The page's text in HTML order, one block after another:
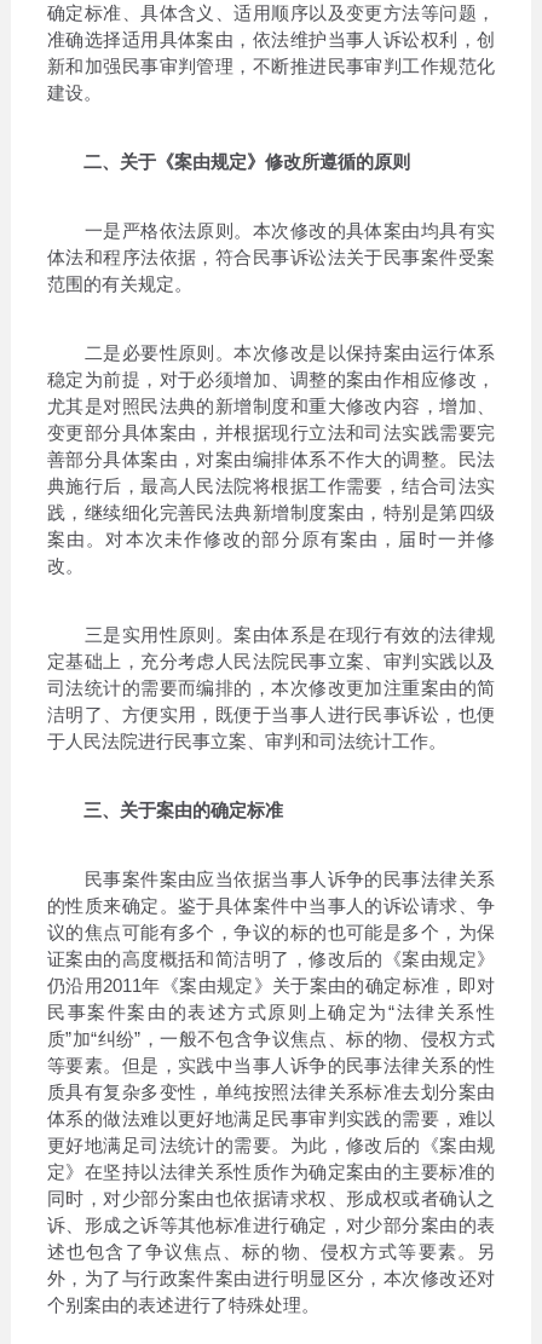
确定标准、具体含义、适用顺序以及变更方法等问题，
准确选择适用具体案由，依法维护当事人诉讼权利，创
新和加强民事审判管理，不断推进民事审判工作规范化
建设。
二、关于《案由规定》修改所遵循的原则
一是严格依法原则。本次修改的具体案由均具有实
体法和程序法依据，符合民事诉讼法关于民事案件受案
范围的有关规定。
二是必要性原则。本次修改是以保持案由运行体系
稳定为前提，对于必须增加、调整的案由作相应修改，
尤其是对照民法典的新增制度和重大修改内容，增加、
变更部分具体案由，并根据现行立法和司法实践需要完
善部分具体案由，对案由编排体系不作大的调整。民法
典施行后，最高人民法院将根据工作需要，结合司法实
践，继续细化完善民法典新增制度案由，特别是第四级
案由。对本次未作修改的部分原有案由，届时一并修
改。
三是实用性原则。案由体系是在现行有效的法律规
定基础上，充分考虑人民法院民事立案、审判实践以及
司法统计的需要而编排的，本次修改更加注重案由的简
洁明了、方便实用，既便于当事人进行民事诉讼，也便
于人民法院进行民事立案、审判和司法统计工作。
三、关于案由的确定标准
民事案件案由应当依据当事人诉争的民事法律关系
的性质来确定。鉴于具体案件中当事人的诉讼请求、争
议的焦点可能有多个，争议的标的也可能是多个，为保
证案由的高度概括和简洁明了，修改后的《案由规定》
仍沿用2011年《案由规定》关于案由的确定标准，即对
民事案件案由的表述方式原则上确定为“法律关系性
质”加“纠纷”，一般不包含争议焦点、标的物、侵权方式
等要素。但是，实践中当事人诉争的民事法律关系的性
质具有复杂多变性，单纯按照法律关系标准去划分案由
体系的做法难以更好地满足民事审判实践的需要，难以
更好地满足司法统计的需要。为此，修改后的《案由规
定》在坚持以法律关系性质作为确定案由的主要标准的
同时，对少部分案由也依据请求权、形成权或者确认之
诉、形成之诉等其他标准进行确定，对少部分案由的表
述也包含了争议焦点、标的物、侵权方式等要素。另
外，为了与行政案件案由进行明显区分，本次修改还对
个别案由的表述进行了特殊处理。